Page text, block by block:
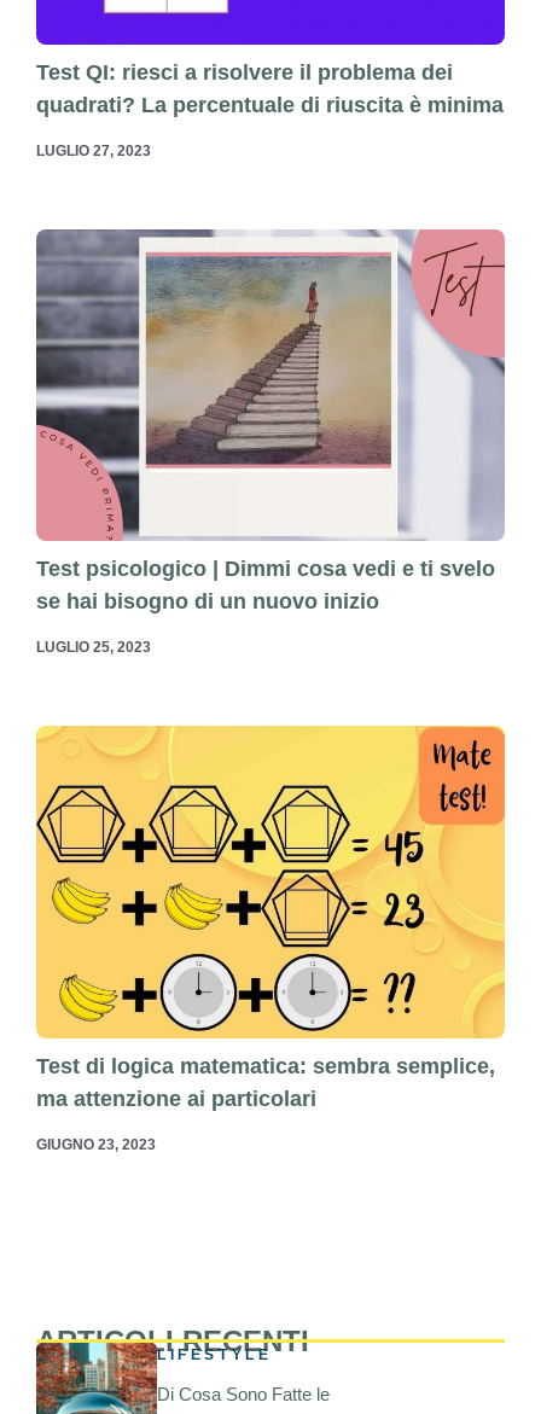
Test QI: riesci a risolvere il problema dei
quadrati? La percentuale di riuscita è minima
LUGLIO 27, 2023
Test psicologico | Dimmi cosa vedi e ti svelo
se hai bisogno di un nuovo inizio
LUGLIO 25, 2023
Test di logica matematica: sembra semplice,
ma attenzione ai particolari
GIUGNO 23, 2023
ARTICOLI RECENTI
LIFESTYLE
Di Cosa Sono Fatte le